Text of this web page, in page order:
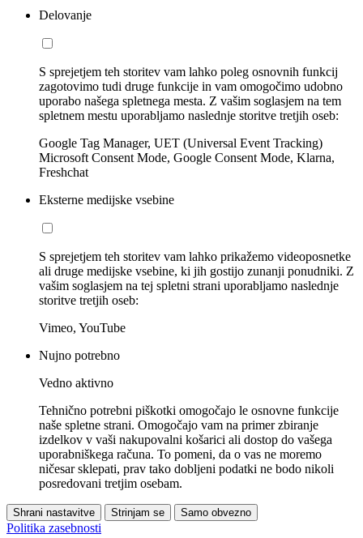
Delovanje
S sprejetjem teh storitev vam lahko poleg osnovnih funkcij
zagotovimo tudi druge funkcije in vam omogočimo udobno
uporabo našega spletnega mesta. Z vašim soglasjem na tem
spletnem mestu uporabljamo naslednje storitve tretjih oseb:
Google Tag Manager, UET (Universal Event Tracking)
Microsoft Consent Mode, Google Consent Mode, Klarna,
Freshchat
Eksterne medijske vsebine
S sprejetjem teh storitev vam lahko prikažemo videoposnetke
ali druge medijske vsebine, ki jih gostijo zunanji ponudniki. Z
vašim soglasjem na tej spletni strani uporabljamo naslednje
storitve tretjih oseb:
Vimeo, YouTube
Nujno potrebno
Vedno aktivno
Tehnično potrebni piškotki omogočajo le osnovne funkcije
naše spletne strani. Omogočajo vam na primer zbiranje
izdelkov v vaši nakupovalni košarici ali dostop do vašega
uporabniškega računa. To pomeni, da o vas ne moremo
ničesar sklepati, prav tako dobljeni podatki ne bodo nikoli
posredovani tretjim osebam.
Shrani nastavitve Strinjam se Samo obvezno
Politika zasebnosti